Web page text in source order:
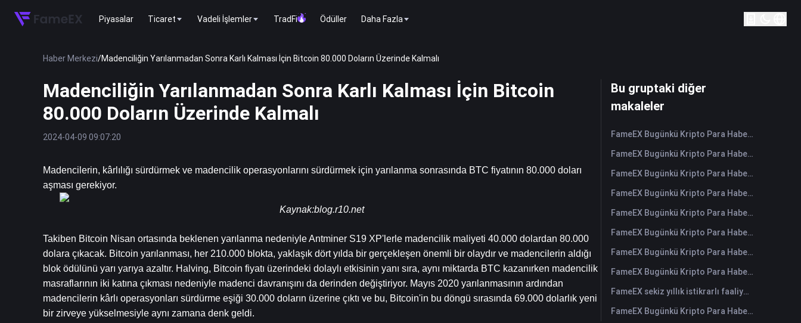
Piyasalar Ticaret Vadeli İşlemler TradFi Ödüller Daha Fazla
Haber Merkezi/Madenciliğin Yarılanmadan Sonra Karlı Kalması İçin Bitcoin 80.000 Doların Üzerinde Kalmalı
Madenciliğin Yarılanmadan Sonra Karlı Kalması İçin Bitcoin
80.000 Doların Üzerinde Kalmalı
2024-04-09 09:07:20
Madencilerin, kârlılığı sürdürmek ve madencilik operasyonlarını sürdürmek için yarılanma sonrasında BTC fiyatının 80.000 doları
aşması gerekiyor.
Kaynak:blog.r10.net
Takiben Bitcoin Nisan ortasında beklenen yarılanma nedeniyle Antminer S19 XP'lerle madencilik maliyeti 40.000 dolardan 80.000
dolara çıkacak. Bitcoin yarılanması, her 210.000 blokta, yaklaşık dört yılda bir gerçekleşen önemli bir olaydır ve madencilerin aldığı
blok ödülünü yarı yarıya azaltır. Halving, Bitcoin fiyatı üzerindeki dolaylı etkisinin yanı sıra, aynı miktarda BTC kazanırken madencilik
masraflarının iki katına çıkması nedeniyle madenci davranışını da derinden değiştiriyor. Mayıs 2020 yarılanmasının ardından
madencilerin kârlı operasyonları sürdürme eşiği 30.000 doların üzerine çıktı ve bu, Bitcoin'in bu döngü sırasında 69.000 dolarlık yeni
bir zirveye yükselmesiyle aynı zamana denk geldi.
Bu gruptaki diğer
makaleler
FameEX Bugünkü Kripto Para Haberleri Özeti | 7 Ağustos 2026
FameEX Bugünkü Kripto Para Haberleri Özeti | 6 Ağustos 2026
FameEX Bugünkü Kripto Para Haberleri Özeti | 5 Ağustos 2026
FameEX Bugünkü Kripto Para Haberleri Özeti | 4 Ağustos 2026
FameEX Bugünkü Kripto Para Haberleri Özeti | 3 Ağustos 2026
FameEX Bugünkü Kripto Para Haberleri Özeti | 31 Temmuz 2026
FameEX Bugünkü Kripto Para Haberleri Özeti | 30 Temmuz 2026
FameEX Bugünkü Kripto Para Haberleri Özeti | 29 Temmuz 2026
FameEX sekiz yıllık istikrarlı faaliyetleri ve küresel büyümesiyle kullanıcı güvenini güçlendiriyor
FameEX Bugünkü Kripto Para Haberleri Özeti | 28 Temmuz 2026